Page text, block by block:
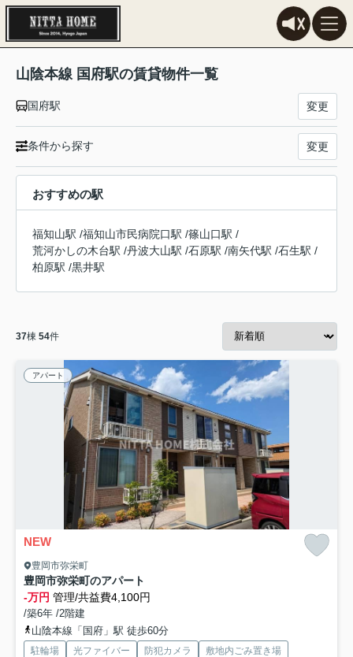
山陰本線 国府駅の賃貸物件一覧
国府駅 変更
条件から探す 変更
おすすめの駅
福知山駅 /福知山市民病院口駅 /篠山口駅 /
荒河かしの木台駅 /丹波大山駅 /石原駅 /南矢代駅 /石生駅 /
柏原駅 /黒井駅
37棟 54件
アパート
NEW
豊岡市弥栄町
豊岡市弥栄町のアパート
-万円 管理/共益費4,100円
/築6年 /2階建
山陰本線「国府」駅 徒歩60分
駐輪場 光ファイバー 防犯カメラ
敷地内ごみ置き場